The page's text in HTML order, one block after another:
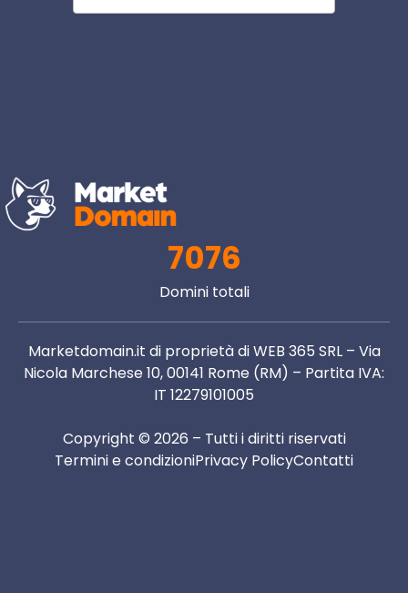
7076
Domini totali
Marketdomain.it di proprietà di WEB 365 SRL – Via
Nicola Marchese 10, 00141 Rome (RM) – Partita IVA:
IT 12279101005
Copyright © 2026 – Tutti i diritti riservati
Termini e condizioniPrivacy PolicyContatti